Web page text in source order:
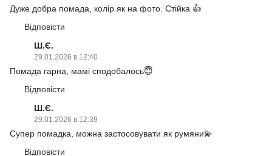
Дуже добра помада, колір як на фото. Стійка 👍
Відповісти
Ш.Є.
29.01.2026 в 12:40
Помада гарна, мамі сподобалось😇
Відповісти
Ш.Є.
29.01.2026 в 12:39
Супер помадка, можна застосовувати як румяни💫
Відповісти